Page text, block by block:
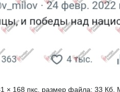
× 168 пкс, размер файла: 33 Кб,